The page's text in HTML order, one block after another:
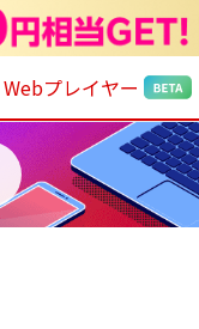
Webプレイヤー